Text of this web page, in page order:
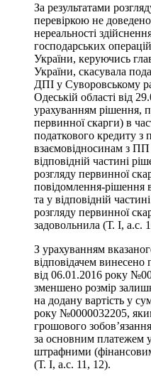
За результатами
перевіркою не
нереальності
господарських
України, керуючись
України, скасувала
ДПІ у Суворовському
Одеській області від
урахуванням рішення,
первинної скарги) в
податкового кредиту з
взаємовідносинам з
відповідній частині
розгляду первинної
повідомлення-рішення
та у відповідній
розгляду первинної
задовольнила (Т. І, а.с.
З урахуванням
відповідачем винесено
від 06.01.2016 року
зменшено розмір
на додану вартість у
року №0000032205,
грошового
за основним платежем
штрафними
(Т. І, а.с. 11, 12).